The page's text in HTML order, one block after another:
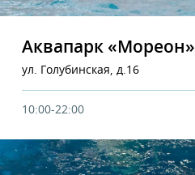
Аквапарк «Мореон»
ул. Голубинская, д.16
10:00-22:00